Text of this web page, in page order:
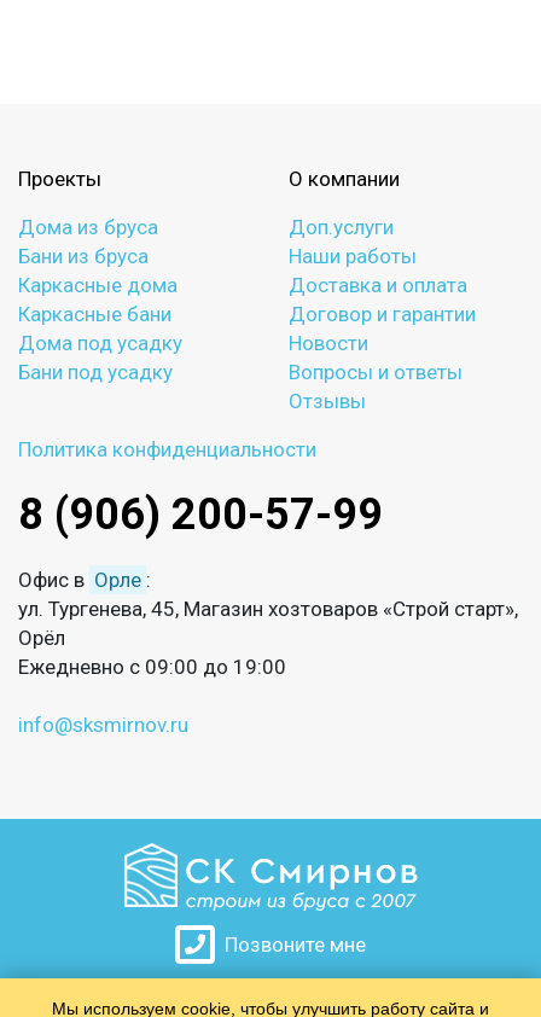
Проекты
Дома из бруса
Бани из бруса
Каркасные дома
Каркасные бани
Дома под усадку
Бани под усадку
О компании
Доп.услуги
Наши работы
Доставка и оплата
Договор и гарантии
Новости
Вопросы и ответы
Отзывы
Политика конфиденциальности
8 (906) 200-57-99
Офис в Орле :
ул. Тургенева, 45, Магазин хозтоваров «Строй старт»,
Орёл
Ежедневно с 09:00 до 19:00
info@sksmirnov.ru
Позвоните мне
Мы используем cookie, чтобы улучшить работу сайта и